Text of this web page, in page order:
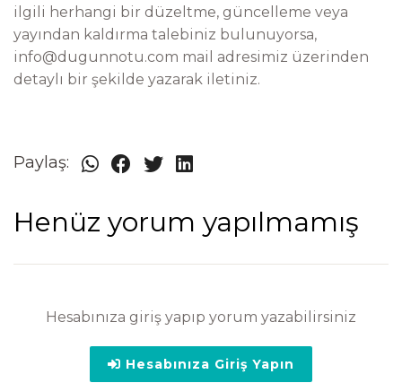
ilgili herhangi bir düzeltme, güncelleme veya
yayından kaldırma talebiniz bulunuyorsa,
info@dugunnotu.com mail adresimiz üzerinden
detaylı bir şekilde yazarak iletiniz.
Paylaş:
Henüz yorum yapılmamış
Hesabınıza giriş yapıp yorum yazabilirsiniz
Hesabınıza Giriş Yapın